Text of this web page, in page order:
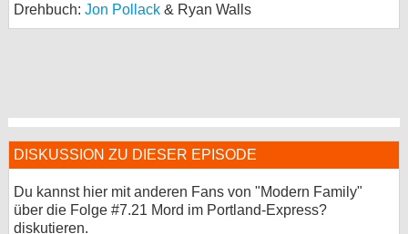
Drehbuch: Jon Pollack & Ryan Walls
DISKUSSION ZU DIESER EPISODE
Du kannst hier mit anderen Fans von "Modern Family"
über die Folge #7.21 Mord im Portland-Express?
diskutieren.